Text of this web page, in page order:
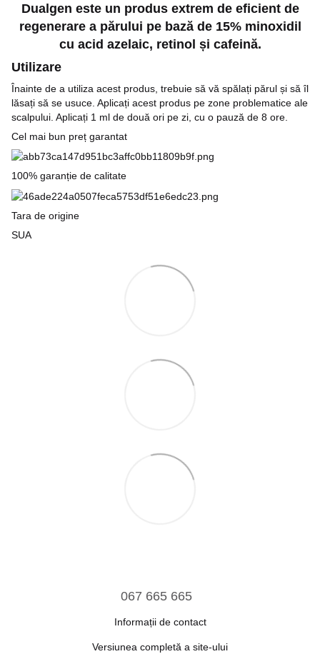
Dualgen este un produs extrem de eficient de
regenerare a părului pe bază de 15% minoxidil
cu acid azelaic, retinol și cafeină.
Utilizare
Înainte de a utiliza acest produs, trebuie să vă spălați părul și să îl
lăsați să se usuce. Aplicați acest produs pe zone problematice ale
scalpului. Aplicați 1 ml de două ori pe zi, cu o pauză de 8 ore.
Cel mai bun preț garantat
100% garanție de calitate
Tara de origine
SUA
067 665 665
Informații de contact
Versiunea completă a site-ului